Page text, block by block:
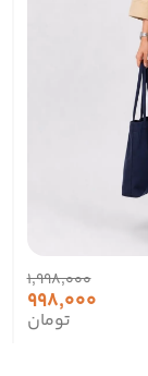
1,998,000
998,000
تومان